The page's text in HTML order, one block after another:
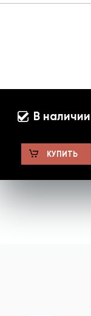
В наличии
КУПИТЬ